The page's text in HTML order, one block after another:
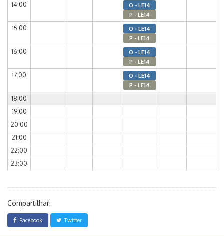
14:00
O - LE14
P - LE14
15:00
O - LE14
P - LE14
16:00
O - LE14
P - LE14
17:00
O - LE14
P - LE14
18:00
19:00
20:00
21:00
22:00
23:00
Compartilhar:
Facebook Twitter